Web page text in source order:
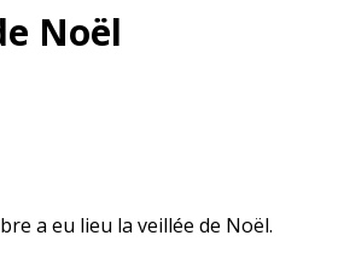
Noël
a eu lieu la veillée de Noël.